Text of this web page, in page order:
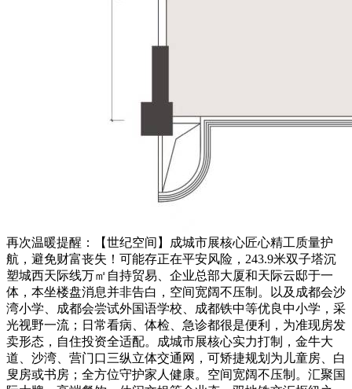
再次温暖提醒：【世纪空间】成城市展核心匠心精工质量护
航，避免财富丧失！可能存正在平安风险，243.9米双子塔沉
塑城西天际线万㎡自持贸易、企业总部大厦和天际云邸于一
体，本坐楼盘消息并非告白，空间宽阔不压制。以及成都会沙
湾小学、成都会尝试外国语学校、成都铁中等优良中小学，采
光视野一流；日常看病、体检、急诊都很是便利，为准现房发
卖形态，自住投资全适配。成城市展核心实力打制，金牛大
道、沙湾、营门口三纵立体交通网，可矫捷规划为儿童房、白
叟房或书房；全方位守护家人健康。空间宽阔不压制。汇聚国